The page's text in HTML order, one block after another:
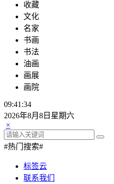
收藏
文化
名家
书画
书法
油画
画展
画院
09:41:35
2026年8月8日星期六
×
#热门搜索#
标签云
联系我们